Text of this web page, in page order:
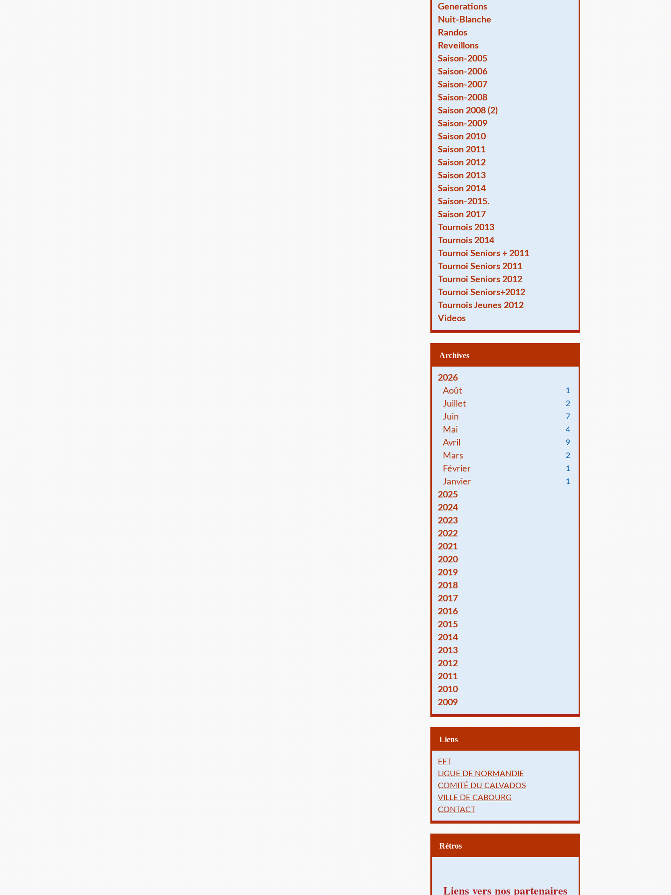
Generations
Nuit-Blanche
Randos
Reveillons
Saison-2005
Saison-2006
Saison-2007
Saison-2008
Saison 2008 (2)
Saison-2009
Saison 2010
Saison 2011
Saison 2012
Saison 2013
Saison 2014
Saison-2015.
Saison 2017
Tournois 2013
Tournois 2014
Tournoi Seniors + 2011
Tournoi Seniors 2011
Tournoi Seniors 2012
Tournoi Seniors+2012
Tournois Jeunes 2012
Videos
Archives
2026
Août
1
Juillet 2
Juin 7
Mai 4
Avril 9
Mars 2
Février 1
Janvier 1
2025
2024
2023
2022
2021
2020
2019
2018
2017
2016
2015
2014
2013
2012
2011
2010
2009
Liens
FFT
LIGUE DE NORMANDIE
COMITÉ DU CALVADOS
VILLE DE CABOURG
CONTACT
Rétros
Liens vers nos partenaires